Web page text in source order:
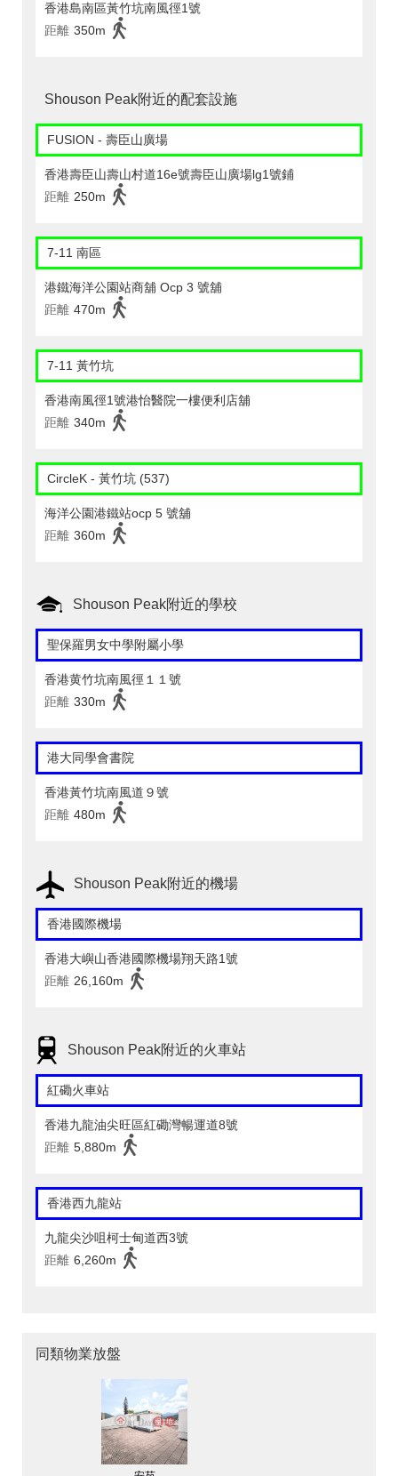
香港島南區黃竹坑南風徑1號
距離 350m
Shouson Peak附近的配套設施
FUSION - 壽臣山廣場
香港壽臣山壽山村道16e號壽臣山廣場lg1號鋪
距離 250m
7-11 南區
港鐵海洋公園站商舖 Ocp 3 號舖
距離 470m
7-11 黃竹坑
香港南風徑1號港怡醫院一樓便利店舖
距離 340m
CircleK - 黃竹坑 (537)
海洋公園港鐵站ocp 5 號舖
距離 360m
Shouson Peak附近的學校
聖保羅男女中學附屬小學
香港黄竹坑南風徑１１號
距離 330m
港大同學會書院
香港黃竹坑南風道９號
距離 480m
Shouson Peak附近的機場
香港國際機場
香港大嶼山香港國際機場翔天路1號
距離 26,160m
Shouson Peak附近的火車站
紅磡火車站
香港九龍油尖旺區紅磡灣暢運道8號
距離 5,880m
香港西九龍站
九龍尖沙咀柯士甸道西3號
距離 6,260m
同類物業放盤